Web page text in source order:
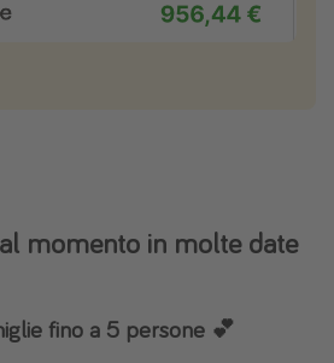
momento in molte date
fino a 5 persone 💕